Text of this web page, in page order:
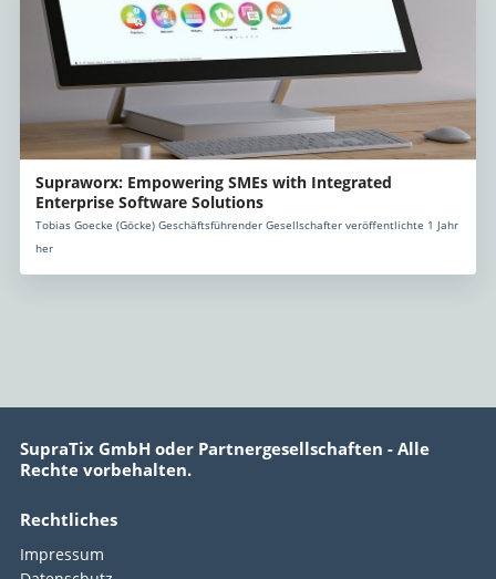
Supraworx: Empowering SMEs with Integrated
Enterprise Software Solutions
Tobias Goecke (Göcke) Geschäftsführender Gesellschafter veröffentlichte 1 Jahr
her
SupraTix GmbH oder Partnergesellschaften - Alle
Rechte vorbehalten.
Rechtliches
Impressum